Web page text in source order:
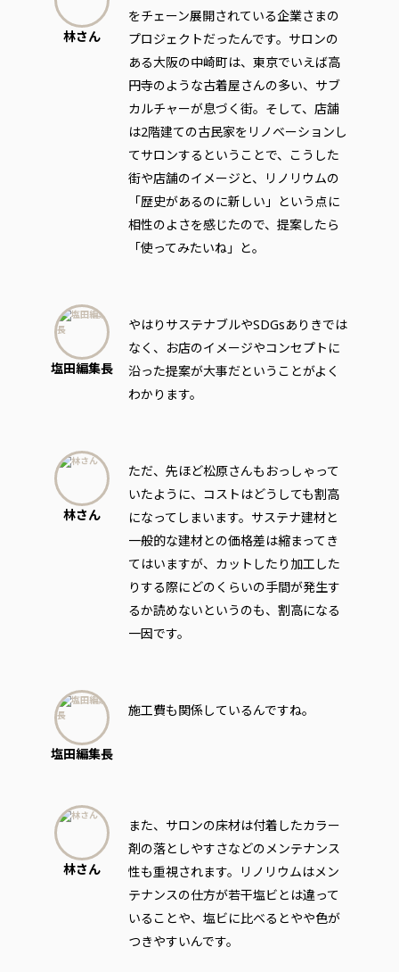
林さん
をチェーン展開されている企業さまの
プロジェクトだったんです。サロンの
ある大阪の中崎町は、東京でいえば高
円寺のような古着屋さんの多い、サブ
カルチャーが息づく街。そして、店舗
は2階建ての古民家をリノベーションし
てサロンするということで、こうした
街や店舗のイメージと、リノリウムの
「歴史があるのに新しい」という点に
相性のよさを感じたので、提案したら
「使ってみたいね」と。
塩田編集長
やはりサステナブルやSDGsありきでは
なく、お店のイメージやコンセプトに
沿った提案が大事だということがよく
わかります。
林さん
ただ、先ほど松原さんもおっしゃって
いたように、コストはどうしても割高
になってしまいます。サステナ建材と
一般的な建材との価格差は縮まってき
てはいますが、カットしたり加工した
りする際にどのくらいの手間が発生す
るか読めないというのも、割高になる
一因です。
塩田編集長
施工費も関係しているんですね。
林さん
また、サロンの床材は付着したカラー
剤の落としやすさなどのメンテナンス
性も重視されます。リノリウムはメン
テナンスの仕方が若干塩ビとは違って
いることや、塩ビに比べるとやや色が
つきやすいんです。